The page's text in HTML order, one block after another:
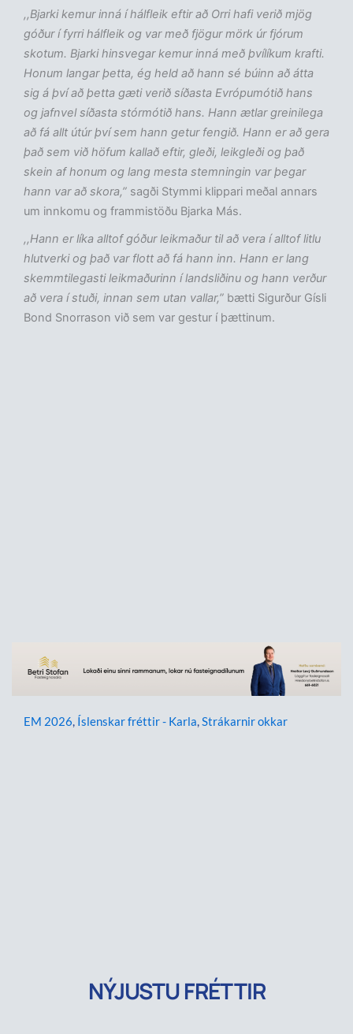
,,Bjarki kemur inná í hálfleik eftir að Orri hafi verið mjög
góður í fyrri hálfleik og var með fjögur mörk úr fjórum
skotum. Bjarki hinsvegar kemur inná með þvílíkum krafti.
Honum langar þetta, ég held að hann sé búinn að átta
sig á því að þetta gæti verið síðasta Evrópumótið hans
og jafnvel síðasta stórmótið hans. Hann ætlar greinilega
að fá allt útúr því sem hann getur fengið. Hann er að gera
það sem við höfum kallað eftir, gleði, leikgleði og það
skein af honum og lang mesta stemningin var þegar
hann var að skora,” sagði Stymmi klippari meðal annars
um innkomu og frammistöðu Bjarka Más.
,,Hann er líka alltof góður leikmaður til að vera í alltof litlu
hlutverki og það var flott að fá hann inn. Hann er lang
skemmtilegasti leikmaðurinn í landsliðinu og hann verður
að vera í stuði, innan sem utan vallar,” bætti Sigurður Gísli
Bond Snorrason við sem var gestur í þættinum.
EM 2026, Íslenskar fréttir - Karla,Strákarnir okkar
NÝJUSTU FRÉTTIR